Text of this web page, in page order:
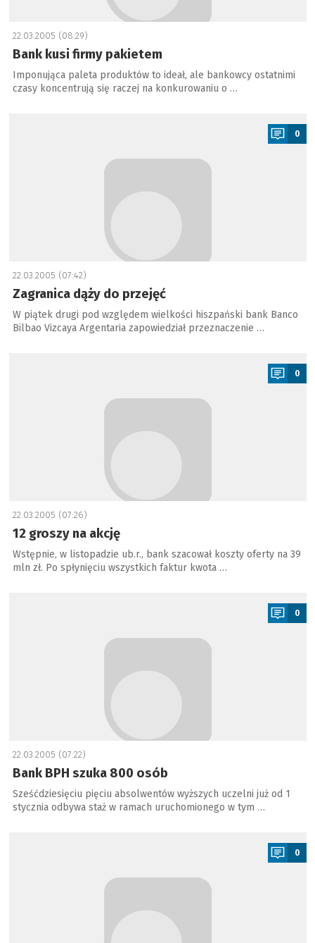
22.03.2005 (08:29)
Bank kusi firmy pakietem
Imponująca paleta produktów to ideał, ale bankowcy ostatnimi
czasy koncentrują się raczej na konkurowaniu o …
0
22.03.2005 (07:42)
Zagranica dąży do przejęć
W piątek drugi pod względem wielkości hiszpański bank Banco
Bilbao Vizcaya Argentaria zapowiedział przeznaczenie …
0
22.03.2005 (07:26)
12 groszy na akcję
Wstępnie, w listopadzie ub.r., bank szacował koszty oferty na 39
mln zł. Po spłynięciu wszystkich faktur kwota …
0
22.03.2005 (07:22)
Bank BPH szuka 800 osób
Sześćdziesięciu pięciu absolwentów wyższych uczelni już od 1
stycznia odbywa staż w ramach uruchomionego w tym …
0